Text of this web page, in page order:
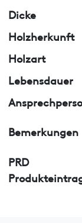
Dicke
Holzherkunft
Holzart
Lebensdauer
Bemerkungen
PRD